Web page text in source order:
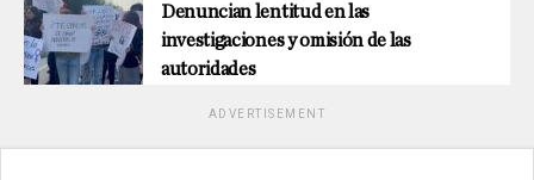
Denuncian lentitud en las
investigaciones y omisión de las
autoridades
ADVERTISEMENT